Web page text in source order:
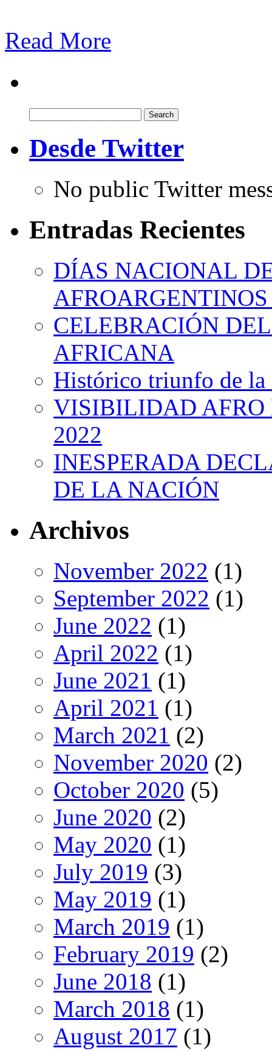
Read More
for:
Desde Twitter
No public Twitter
Entradas Recientes
DÍAS NACIONAL
CELEBRACIÓN
AFRICANA
Histórico triunfo de la
VISIBILIDAD AFRO
2022
INESPERADA
DE LA NACIÓN
Archivos
November 2022 (1)
September 2022 (1)
June 2022 (1)
April 2022 (1)
June 2021 (1)
April 2021 (1)
March 2021 (2)
November 2020 (2)
October 2020 (5)
June 2020 (2)
May 2020 (1)
July 2019 (3)
May 2019 (1)
March 2019 (1)
February 2019 (2)
June 2018 (1)
March 2018 (1)
August 2017 (1)